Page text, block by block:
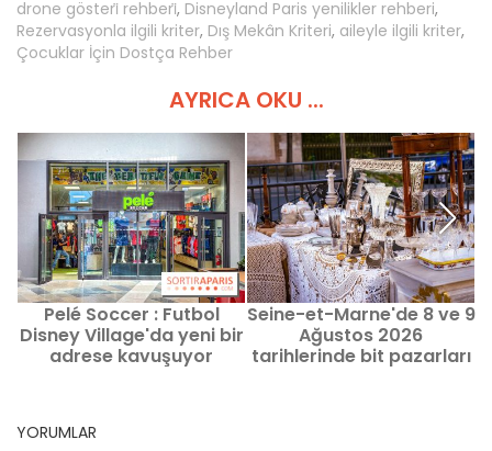
drone gösteri̇ rehberi̇, Disneyland Paris yenilikler rehberi,
Rezervasyonla ilgili kriter, Dış Mekân Kriteri, aileyle ilgili kriter,
Çocuklar İçin Dostça Rehber
AYRICA OKU ...
Pelé Soccer : Futbol
Disney Village'da yeni bir
adrese kavuşuyor
Seine-et-Marne'de 8 ve 9
Ağustos 2026
tarihlerinde bit pazarları
YORUMLAR